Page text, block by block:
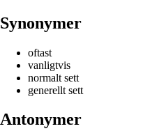
Synonymer
oftast
vanligtvis
normalt sett
generellt sett
Antonymer